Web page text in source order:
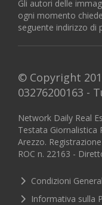
Gli autori delle
ogni momento
seguente indirizzo di
© Copyright
03276200163
Network Daily Real
Testata Giornalistica
Arezzo.
ROC n. 22163 -
Condizioni
Informativa sulla